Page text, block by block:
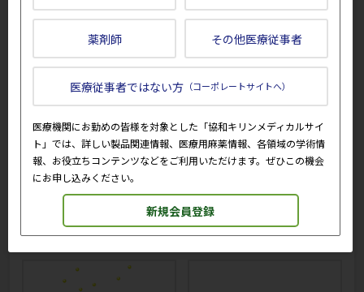
EPO TPO
粒子（水色） 粒子（桃色）
薬剤師 その他医療従事者
医療従事者ではない方 （コーポレートサイトへ）
医療機関にお勤めの皆様を対象とした「協和キリンメディカルサイ
ト」では、詳しい製品関連情報、医療用麻薬情報、各領域の学術情
報、お役立ちコンテンツなどをご利用いただけます。ぜひこの機会
にお申し込みください。
新規会員登録